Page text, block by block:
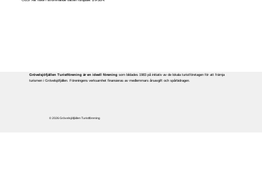
© 2026 Grövelsjöfjällen Turistförening
Grövelsjöfjällen Turistförening är en ideell föreningsom bildades 1983 på initiativ av de lokala turistföretagen för att främja
turismen i Grövelsjöfjällen. Föreningens verksamhet finansieras av medlemmars årsavgift och spårbidragen.